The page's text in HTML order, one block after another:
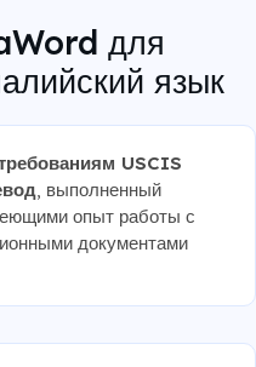
для
язык
USCIS
, выполненный
опыт работы с
документами